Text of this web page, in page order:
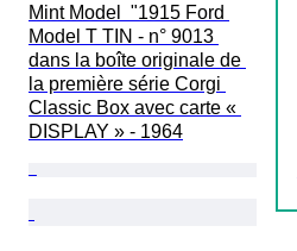
Mint Model  "1915 Ford
Model T TIN - n° 9013
dans la boîte originale de
la première série Corgi
Classic Box avec carte «
DISPLAY » - 1964